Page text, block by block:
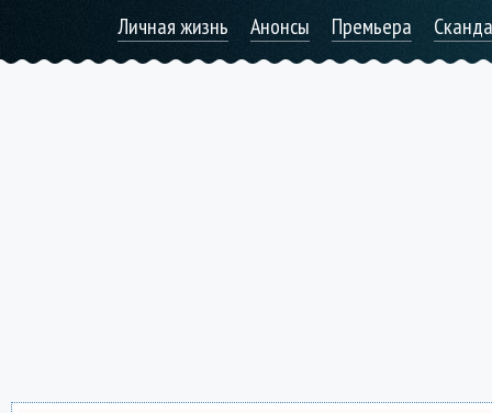
Личная жизнь Анонсы Премьера